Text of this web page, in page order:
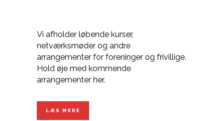
Vi afholder løbende kurser,
netværksmøder og andre
arrangementer for foreninger og frivillige.
Hold øje med kommende
arrangementer her.
LÆS MERE